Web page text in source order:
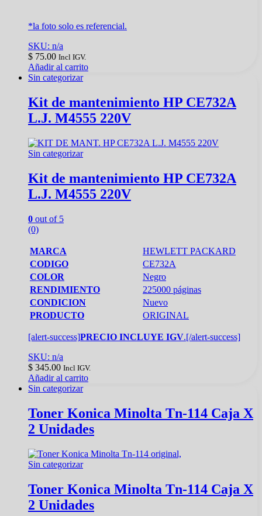
*la foto solo es referencial.
SKU: n/a
$ 75.00 Incl IGV.
Añadir al carrito
Sin categorizar
Kit de mantenimiento HP CE732A
L.J. M4555 220V
Sin categorizar
Kit de mantenimiento HP CE732A
L.J. M4555 220V
0 out of 5
(0)
MARCA
HEWLETT PACKARD
CODIGO
CE732A
COLOR
Negro
RENDIMIENTO
225000 páginas
CONDICION
Nuevo
PRODUCTO
ORIGINAL
[alert-success]PRECIO INCLUYE IGV.[/alert-success]
SKU: n/a
$ 345.00 Incl IGV.
Añadir al carrito
Sin categorizar
Toner Konica Minolta Tn-114 Caja X
2 Unidades
Sin categorizar
Toner Konica Minolta Tn-114 Caja X
2 Unidades